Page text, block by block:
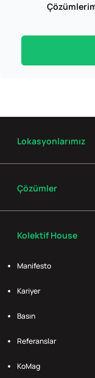
Kolektif House
Manifesto
Kariyer
Basın
Referanslar
KoMag
Lokasyonlarımız
Çözümler